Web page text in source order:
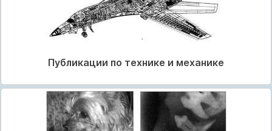
Публикации по технике и механике